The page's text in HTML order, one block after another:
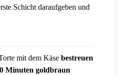
Schicht daraufgeben und
mit dem Käse bestreuen
Minuten goldbraun